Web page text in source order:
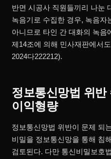
반면 시공사 직원들끼리 나눈
녹음기로 수집한 경우, 녹음자
아니므로 타인 간 대화의 녹음
제14조에 의해 민사재판에서
2024다222212).
정보통신망법 위
이익형량
정보통신망법 위반이 문제 되
비밀을 정보통신망을 통해 침
검토된다. 다만 통신비밀보호